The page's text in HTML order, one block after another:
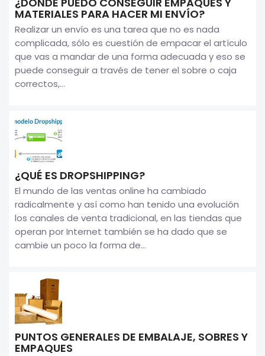
MATERIALES PARA HACER MI ENVÍO?
Realizar un envío es una tarea que no es nada
complicada, sólo es cuestión de empacar el artículo
que vas a mandar de una forma adecuada y eso se
puede conseguir a través de tener el sobre o caja
correctos,...
¿QUÉ ES DROPSHIPPING?
El mundo de las ventas online ha cambiado
radicalmente y así como han tenido una evolución
los canales de venta tradicional, en las tiendas que
operan por Internet también se ha dado que se
cambie un poco la forma de...
PUNTOS GENERALES DE EMBALAJE, SOBRES Y
EMPAQUES